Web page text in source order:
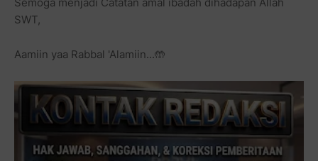
SWT,
Aamiin yaa Rabbal 'Alamiin...🤲